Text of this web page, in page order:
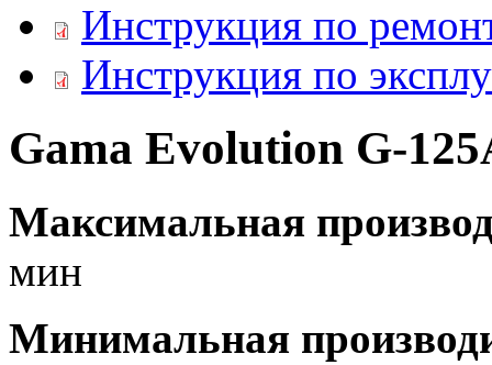
Инструкция по
Инструкция по
Gama Evolution G-
Максимальная
мин
Минимальная